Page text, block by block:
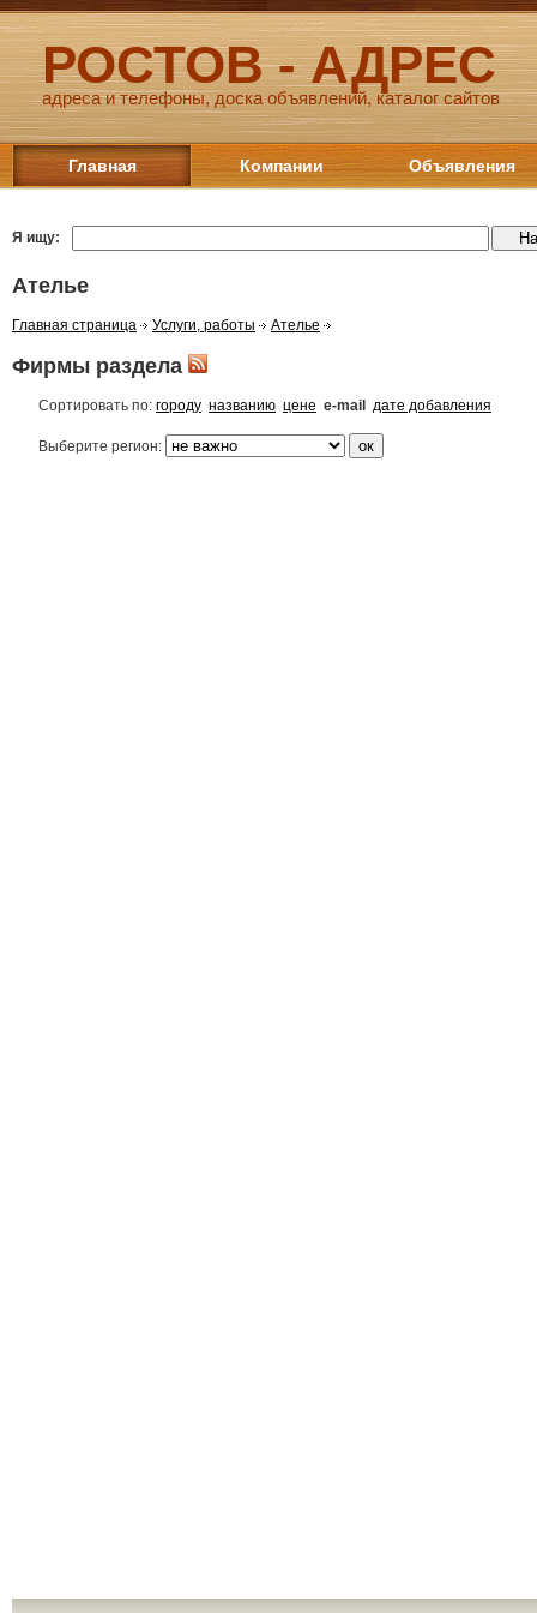
РОСТОВ - АДРЕС
адреса и телефоны, доска объявлений, каталог сайтов
Главная Компании Объявления
Я ищу:
Ателье
Главная страница Услуги, работы Ателье
Фирмы раздела
Сортировать по: городу названию цене e-mail дате добавления
Выберите регион: